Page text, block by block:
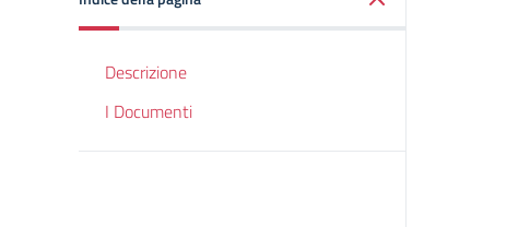
Descrizione
I Documenti